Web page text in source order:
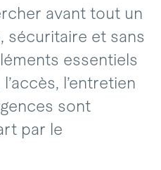
avant tout un
sécuritaire et sans
essentiels
l’entretien
sont
par le